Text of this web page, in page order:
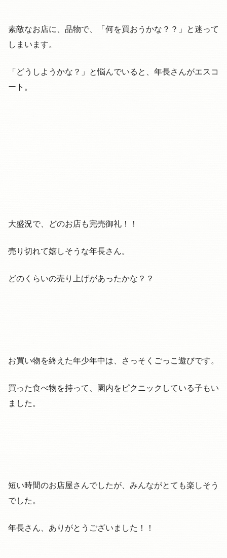
素敵なお店に、品物で、「何を買おうかな？？」と迷って
しまいます。
「どうしようかな？」と悩んでいると、年長さんがエスコ
ート。
大盛況で、どのお店も完売御礼！！
売り切れて嬉しそうな年長さん。
どのくらいの売り上げがあったかな？？
お買い物を終えた年少年中は、さっそくごっこ遊びです。
買った食べ物を持って、園内をピクニックしている子もい
ました。
短い時間のお店屋さんでしたが、みんながとても楽しそう
でした。
年長さん、ありがとうございました！！